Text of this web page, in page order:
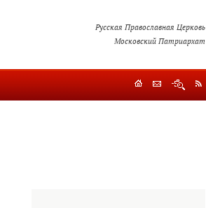
Русская Православная Церковь
Московский Патриархат